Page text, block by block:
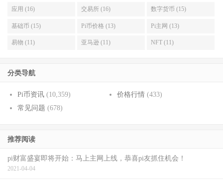
应用 (16) 交易所 (16) 数字货币 (15)
基础币 (15) Pi币价格 (13) Pi主网 (13)
易物 (11) 亚马逊 (11) NFT (11)
分类导航
Pi币资讯 (10,359) 价格行情(433)
常见问题 (678)
推荐阅读
pi财富盛宴即将开始：马上主网上线，恭喜pi友抓住机会！
2021-04-04